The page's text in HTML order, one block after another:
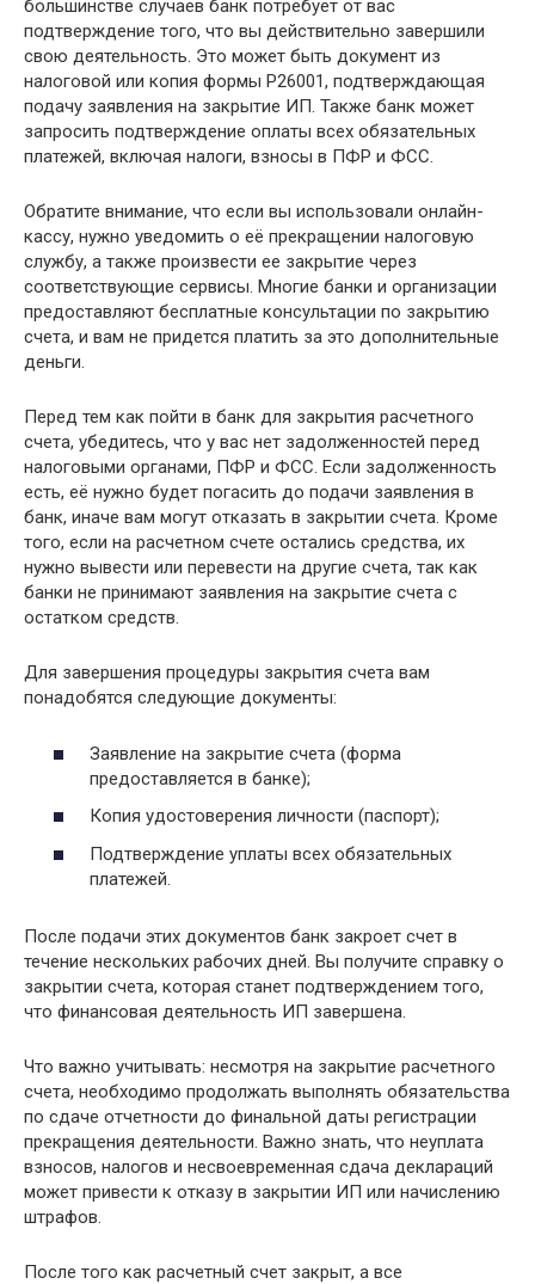
большинстве случаев банк потребует от вас
подтверждение того, что вы действительно завершили
свою деятельность. Это может быть документ из
налоговой или копия формы Р26001, подтверждающая
подачу заявления на закрытие ИП. Также банк может
запросить подтверждение оплаты всех обязательных
платежей, включая налоги, взносы в ПФР и ФСС.
Обратите внимание, что если вы использовали онлайн-
кассу, нужно уведомить о её прекращении налоговую
службу, а также произвести ее закрытие через
соответствующие сервисы. Многие банки и организации
предоставляют бесплатные консультации по закрытию
счета, и вам не придется платить за это дополнительные
деньги.
Перед тем как пойти в банк для закрытия расчетного
счета, убедитесь, что у вас нет задолженностей перед
налоговыми органами, ПФР и ФСС. Если задолженность
есть, её нужно будет погасить до подачи заявления в
банк, иначе вам могут отказать в закрытии счета. Кроме
того, если на расчетном счете остались средства, их
нужно вывести или перевести на другие счета, так как
банки не принимают заявления на закрытие счета с
остатком средств.
Для завершения процедуры закрытия счета вам
понадобятся следующие документы:
Заявление на закрытие счета (форма
предоставляется в банке);
Копия удостоверения личности (паспорт);
Подтверждение уплаты всех обязательных
платежей.
После подачи этих документов банк закроет счет в
течение нескольких рабочих дней. Вы получите справку о
закрытии счета, которая станет подтверждением того,
что финансовая деятельность ИП завершена.
Что важно учитывать: несмотря на закрытие расчетного
счета, необходимо продолжать выполнять обязательства
по сдаче отчетности до финальной даты регистрации
прекращения деятельности. Важно знать, что неуплата
взносов, налогов и несвоевременная сдача деклараций
может привести к отказу в закрытии ИП или начислению
штрафов.
После того как расчетный счет закрыт, а все